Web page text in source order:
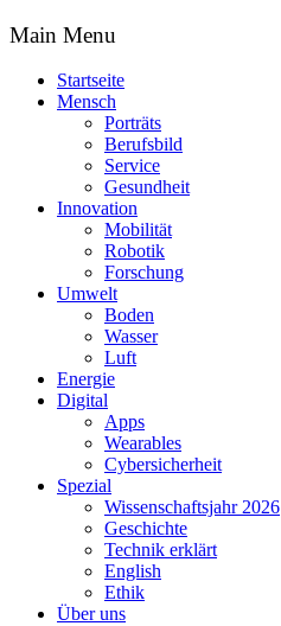
Main Menu
Startseite
Mensch
Porträts
Berufsbild
Service
Gesundheit
Innovation
Mobilität
Robotik
Forschung
Umwelt
Boden
Wasser
Luft
Energie
Digital
Apps
Wearables
Cybersicherheit
Spezial
Wissenschaftsjahr 2026
Geschichte
Technik erklärt
English
Ethik
Über uns